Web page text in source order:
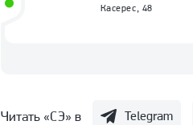
Касерес, 48
Читать «СЭ» в Telegram